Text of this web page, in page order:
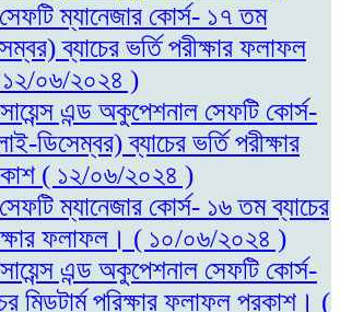
ম্যানেজার কোর্স- ১৭ তম
ব্যাচের ভর্তি পরীক্ষার ফলাফল
০৬/২০২৪ )
এন্ড অকুপেশনাল সেফটি কোর্স-
ডিসেম্বর) ব্যাচের ভর্তি পরীক্ষার
( ১২/০৬/২০২৪ )
ম্যানেজার কোর্স- ১৬ তম ব্যাচের
ফলাফল। ( ১০/০৬/২০২৪ )
এন্ড অকুপেশনাল সেফটি কোর্স-
মিডটার্ম পরিক্ষার ফলাফল প্রকাশ। (